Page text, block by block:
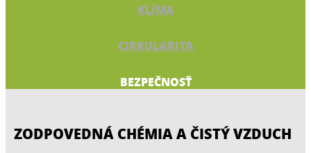
KLÍMA
CIRKULARITA
BEZPEČNOSŤ
ZODPOVEDNÁ CHÉMIA A ČISTÝ VZDUCH